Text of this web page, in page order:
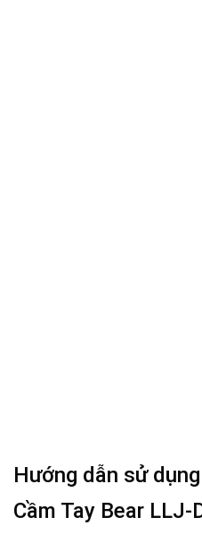
Hướng dẫn sử
Cầm Tay Bear LLJ-